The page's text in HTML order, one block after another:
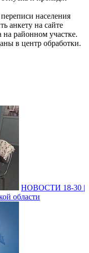
населения
анкету на сайте
районном участке.
в центр обработки.
НОВОСТИ 18-30 |
области